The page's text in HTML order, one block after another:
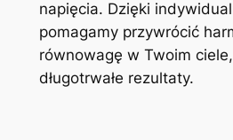
napięcia. Dzięki
pomagamy przywrócić
równowagę w Twoim
długotrwałe rezultaty.